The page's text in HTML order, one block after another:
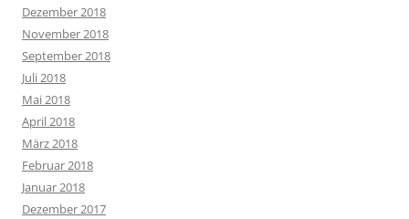
Dezember 2018
November 2018
September 2018
Juli 2018
Mai 2018
April 2018
März 2018
Februar 2018
Januar 2018
Dezember 2017